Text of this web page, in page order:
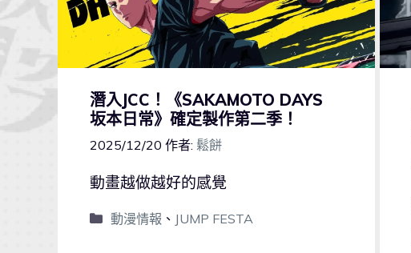
潛入JCC！《SAKAMOTO DAYS
坂本日常》確定製作第二季！
2025/12/20 作者: 鬆餅
動畫越做越好的感覺
動漫情報 、 JUMP FESTA